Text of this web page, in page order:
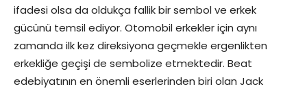
ifadesi olsa da oldukça fallik bir sembol ve erkek
gücünü temsil ediyor. Otomobil erkekler için aynı
zamanda ilk kez direksiyona geçmekle ergenlikten
erkekliğe geçişi de sembolize etmektedir. Beat
edebiyatının en önemli eserlerinden biri olan Jack